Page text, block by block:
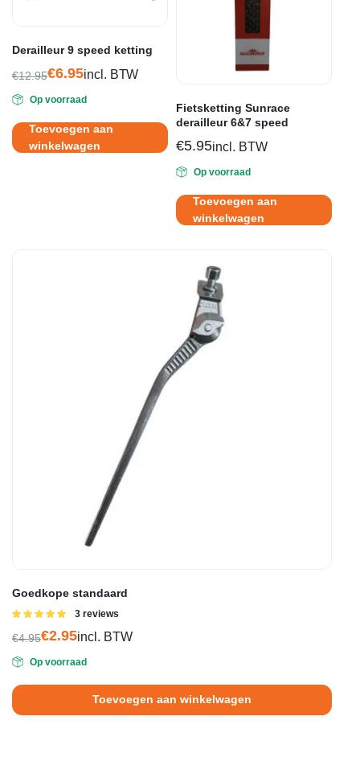
Derailleur 9 speed ketting
€12.95
prijs
was:
€12.95.
€6.95
prijs
is:
€6.95.
incl. BTW
Op voorraad
Toevoegen aan
winkelwagen
Fietsketting Sunrace
derailleur 6&7 speed
€5.95incl. BTW
Op voorraad
Toevoegen aan
winkelwagen
Goedkope standaard
Gewaardeerd
3 reviews
€4.95
prijs
was:
€2.95
prijs
is:
incl. BTW
Op voorraad
Toevoegen aan winkelwagen